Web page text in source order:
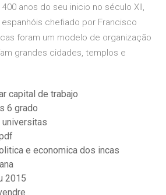
anos do seu inicio no século XII,
chefiado por Francisco
foram um modelo de organização
grandes cidades, templos e
capital de trabajo
6 grado
universitas
e economica dos incas
2015